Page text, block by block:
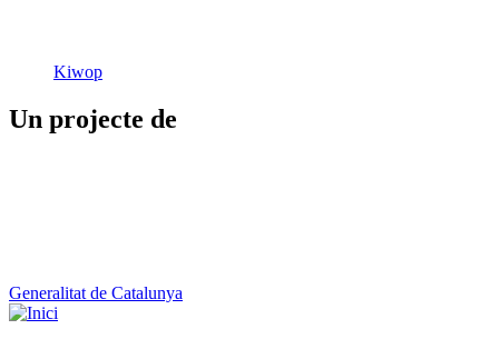
Kiwop
Un projecte de
Generalitat de Catalunya